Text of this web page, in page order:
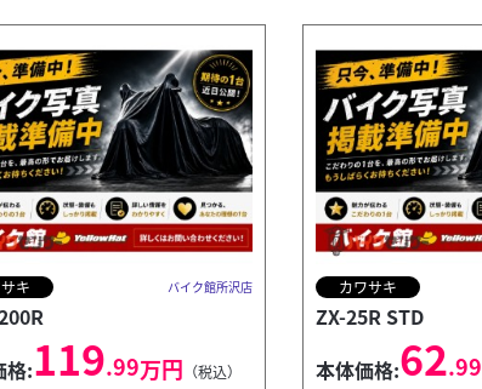
キ バイク館所沢店
格:119.99万円 （税込）
カワサキ
ZX-25R STD
本体価格:62.99